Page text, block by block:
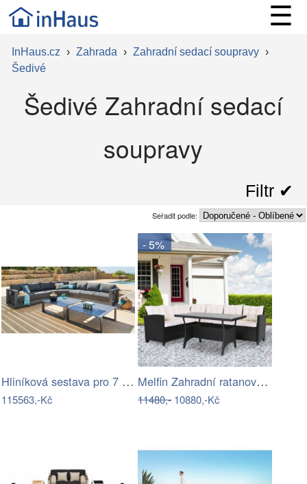
☰
InHaus.cz › Zahrada › Zahradní sedací soupravy ›
Šedivé
Šedivé Zahradní sedací
soupravy
Filtr ✔︎
Seřadit podle:
Hliníková sestava pro 7 osob MADRID …
115563,-Kč
- 5%
Melfin Zahradní ratanová sestava…
11480,-10880,-Kč